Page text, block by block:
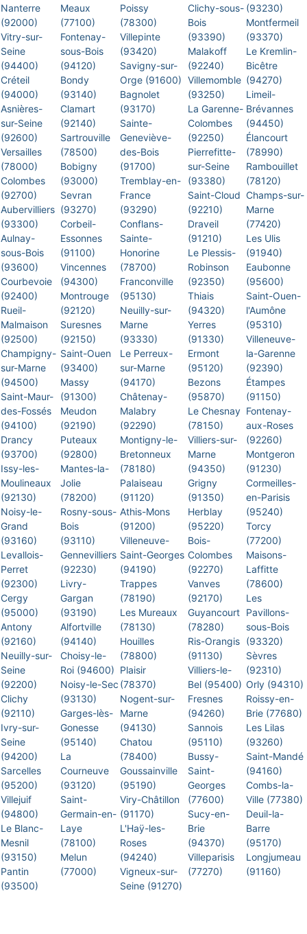
Nanterre
(92000)
Vitry-sur-
Seine
(94400)
Créteil
(94000)
Asnières-
sur-Seine
(92600)
Versailles
(78000)
Colombes
(92700)
Aubervilliers
(93300)
Aulnay-
sous-Bois
(93600)
Courbevoie
(92400)
Rueil-
Malmaison
(92500)
Champigny-
sur-Marne
(94500)
Saint-Maur-
des-Fossés
(94100)
Drancy
(93700)
Issy-les-
Moulineaux
(92130)
Noisy-le-
Grand
(93160)
Levallois-
Perret
(92300)
Cergy
(95000)
Antony
(92160)
Neuilly-sur-
Seine
(92200)
Clichy
(92110)
Ivry-sur-
Seine
(94200)
Sarcelles
(95200)
Villejuif
(94800)
Le Blanc-
Mesnil
(93150)
Pantin
(93500)
Meaux
(77100)
Fontenay-
sous-Bois
(94120)
Bondy
(93140)
Clamart
(92140)
Sartrouville
(78500)
Bobigny
(93000)
Sevran
(93270)
Corbeil-
Essonnes
(91100)
Vincennes
(94300)
Montrouge
(92120)
Suresnes
(92150)
Saint-Ouen
(93400)
Massy
(91300)
Meudon
(92190)
Puteaux
(92800)
Mantes-la-
Jolie
(78200)
Rosny-sous-
Bois
(93110)
Gennevilliers
(92230)
Livry-
Gargan
(93190)
Alfortville
(94140)
Choisy-le-
Roi (94600)
Noisy-le-Sec
(93130)
Garges-lès-
Gonesse
(95140)
La
Courneuve
(93120)
Saint-
Germain-en-
Laye
(78100)
Melun
(77000)
Poissy
(78300)
Villepinte
(93420)
Savigny-sur-
Orge (91600)
Bagnolet
(93170)
Sainte-
Geneviève-
des-Bois
(91700)
Tremblay-en-
France
(93290)
Conflans-
Sainte-
Honorine
(78700)
Franconville
(95130)
Neuilly-sur-
Marne
(93330)
Le Perreux-
sur-Marne
(94170)
Châtenay-
Malabry
(92290)
Montigny-le-
Bretonneux
(78180)
Palaiseau
(91120)
Athis-Mons
(91200)
Villeneuve-
Saint-Georges
(94190)
Trappes
(78190)
Les Mureaux
(78130)
Houilles
(78800)
Plaisir
(78370)
Nogent-sur-
Marne
(94130)
Chatou
(78400)
Goussainville
(95190)
Viry-Châtillon
(91170)
L'Haÿ-les-
Roses
(94240)
Vigneux-sur-
Seine (91270)
Clichy-sous-
Bois
(93390)
Malakoff
(92240)
Villemomble
(93250)
La Garenne-
Colombes
(92250)
Pierrefitte-
sur-Seine
(93380)
Saint-Cloud
(92210)
Draveil
(91210)
Le Plessis-
Robinson
(92350)
Thiais
(94320)
Yerres
(91330)
Ermont
(95120)
Bezons
(95870)
Le Chesnay
(78150)
Villiers-sur-
Marne
(94350)
Grigny
(91350)
Herblay
(95220)
Bois-
Colombes
(92270)
Vanves
(92170)
Guyancourt
(78280)
Ris-Orangis
(91130)
Villiers-le-
Bel (95400)
Fresnes
(94260)
Sannois
(95110)
Bussy-
Saint-
Georges
(77600)
Sucy-en-
Brie
(94370)
Villeparisis
(77270)
(93230)
Montfermeil
(93370)
Le Kremlin-
Bicêtre
(94270)
Limeil-
Brévannes
(94450)
Élancourt
(78990)
Rambouillet
(78120)
Champs-sur-
Marne
(77420)
Les Ulis
(91940)
Eaubonne
(95600)
Saint-Ouen-
l'Aumône
(95310)
Villeneuve-
la-Garenne
(92390)
Étampes
(91150)
Fontenay-
aux-Roses
(92260)
Montgeron
(91230)
Cormeilles-
en-Parisis
(95240)
Torcy
(77200)
Maisons-
Laffitte
(78600)
Les
Pavillons-
sous-Bois
(93320)
Sèvres
(92310)
Orly (94310)
Roissy-en-
Brie (77680)
Les Lilas
(93260)
Saint-Mandé
(94160)
Combs-la-
Ville (77380)
Deuil-la-
Barre
(95170)
Longjumeau
(91160)